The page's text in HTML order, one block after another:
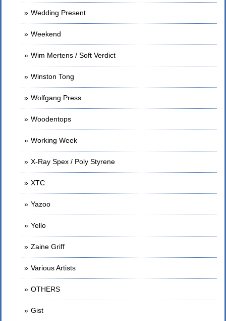
Wedding Present
Weekend
Wim Mertens / Soft Verdict
Winston Tong
Wolfgang Press
Woodentops
Working Week
X-Ray Spex / Poly Styrene
XTC
Yazoo
Yello
Zaine Griff
Various Artists
OTHERS
Gist